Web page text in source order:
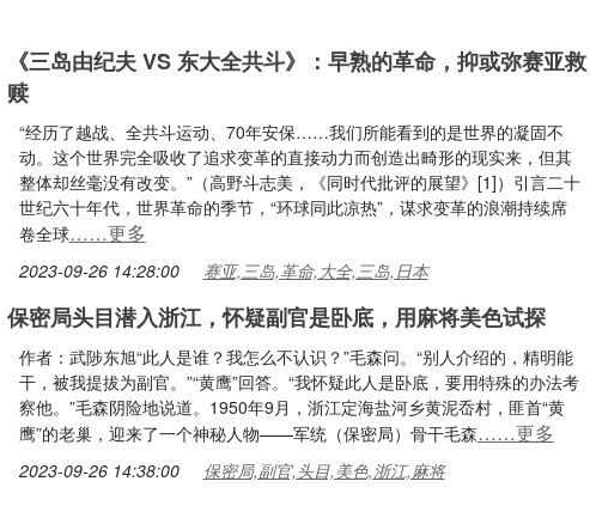
《三岛由纪夫 VS 东大全共斗》：早熟的革命，抑或弥赛亚救
赎
“经历了越战、全共斗运动、70年安保……我们所能看到的是世界的凝固不
动。这个世界完全吸收了追求变革的直接动力而创造出畸形的现实来，但其
整体却丝毫没有改变。”（高野斗志美，《同时代批评的展望》[1]）引言二十
世纪六十年代，世界革命的季节，“环球同此凉热”，谋求变革的浪潮持续席
卷全球……更多
2023-09-26 14:28:00 赛亚,三岛,革命,大全,三岛,日本
保密局头目潜入浙江，怀疑副官是卧底，用麻将美色试探
作者：武陟东旭“此人是谁？我怎么不认识？”毛森问。“别人介绍的，精明能
干，被我提拔为副官。”“黄鹰”回答。“我怀疑此人是卧底，要用特殊的办法考
察他。”毛森阴险地说道。1950年9月，浙江定海盐河乡黄泥岙村，匪首“黄
鹰”的老巢，迎来了一个神秘人物——军统（保密局）骨干毛森……更多
2023-09-26 14:38:00 保密局,副官,头目,美色,浙江,麻将